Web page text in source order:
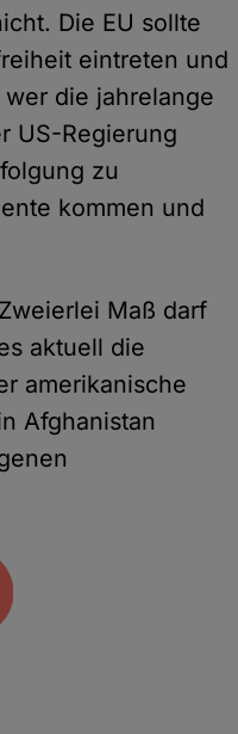
Die EU sollte
eintreten und
die jahrelange
US-Regierung
zu
kommen und
Maß darf
aktuell die
amerikanische
Afghanistan